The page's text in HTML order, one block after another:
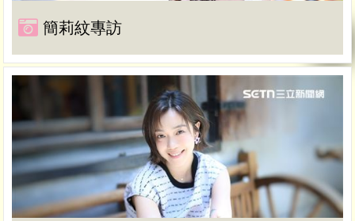
簡莉紋專訪